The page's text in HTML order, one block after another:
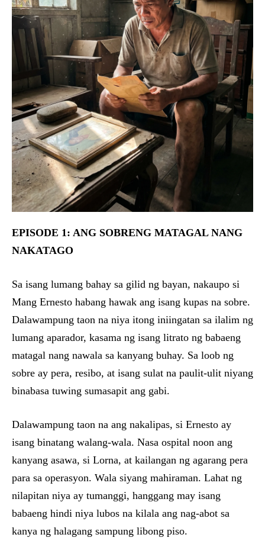
EPISODE 1: ANG SOBRENG MATAGAL NANG
NAKATAGO
Sa isang lumang bahay sa gilid ng bayan, nakaupo si
Mang Ernesto habang hawak ang isang kupas na sobre.
Dalawampung taon na niya itong iniingatan sa ilalim ng
lumang aparador, kasama ng isang litrato ng babaeng
matagal nang nawala sa kanyang buhay. Sa loob ng
sobre ay pera, resibo, at isang sulat na paulit-ulit niyang
binabasa tuwing sumasapit ang gabi.
Dalawampung taon na ang nakalipas, si Ernesto ay
isang binatang walang-wala. Nasa ospital noon ang
kanyang asawa, si Lorna, at kailangan ng agarang pera
para sa operasyon. Wala siyang mahiraman. Lahat ng
nilapitan niya ay tumanggi, hanggang may isang
babaeng hindi niya lubos na kilala ang nag-abot sa
kanya ng halagang sampung libong piso.